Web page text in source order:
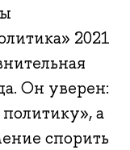
2021
Он уверен:
а
спорить